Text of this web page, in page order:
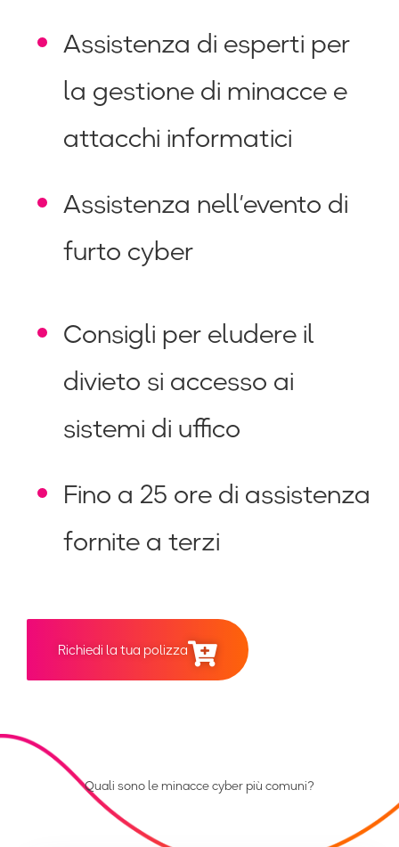
Assistenza di esperti per
la gestione di minacce e
attacchi informatici
Assistenza nell’evento di
furto cyber
Consigli per eludere il
divieto si accesso ai
sistemi di uffico
Fino a 25 ore di assistenza
fornite a terzi
Richiedi la tua polizza
Quali sono le minacce cyber più comuni?